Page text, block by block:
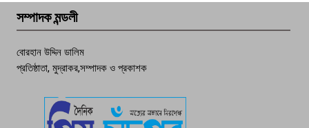
সম্পাদক মন্ডলী
বোরহান উদ্দিন ডালিম
প্রতিষ্ঠাতা, মুদ্রাকর,সম্পাদক ও প্রকাশক